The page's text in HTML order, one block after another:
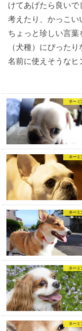
けてあげたら良い
考えたり、かっこい
ちょっと珍しい言
（犬種）にぴった
名前に使えそうなヒ
ネーミ
ネーミ
ネーミ
ネーミ
ネーミ